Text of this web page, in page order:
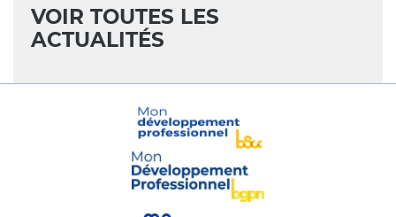
VOIR TOUTES LES
ACTUALITÉS